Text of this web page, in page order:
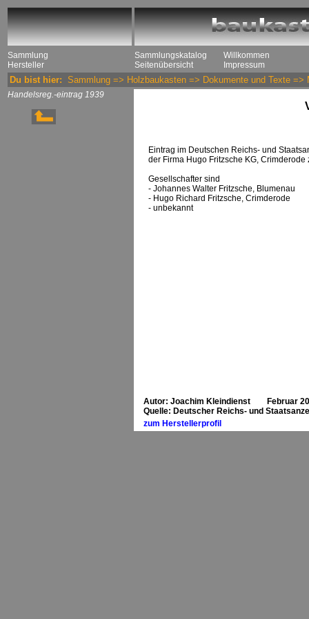
Sammlung
Hersteller
Sammlungskatalog
Seitenübersicht
Willkommen
Impressum
Du bist hier: Sammlung => Holzbaukasten => Dokumente und Texte =>
Handelsreg.-eintrag 1939
Eintrag im Deutschen Reichs- und
der Firma Hugo Fritzsche KG, Crimderode
Gesellschafter sind
- Johannes Walter Fritzsche, Blumenau
- Hugo Richard Fritzsche, Crimderode
- unbekannt
Autor: Joachim Kleindienst Februar
Quelle: Deutscher Reichs- und
zum Herstellerprofil